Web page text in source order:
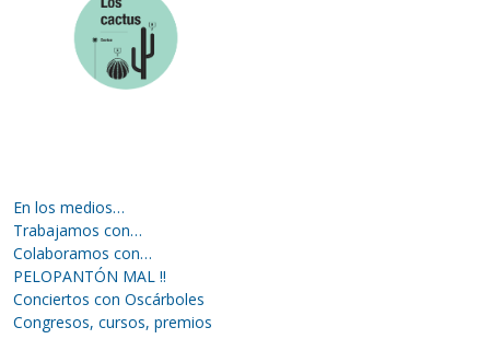
En los medios…
Trabajamos con…
Colaboramos con…
PELOPANTÓN MAL !!
Conciertos con Oscárboles
Congresos, cursos, premios